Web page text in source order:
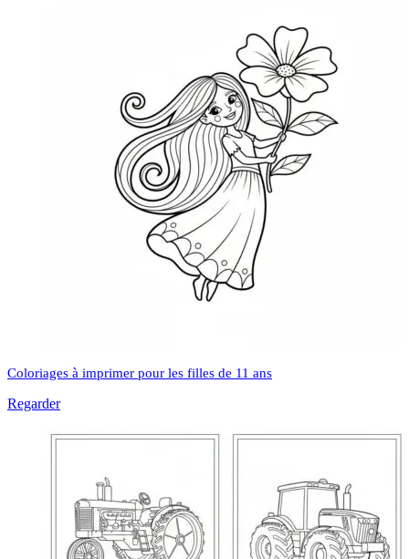
Coloriages à imprimer pour les filles de 11 ans
Regarder